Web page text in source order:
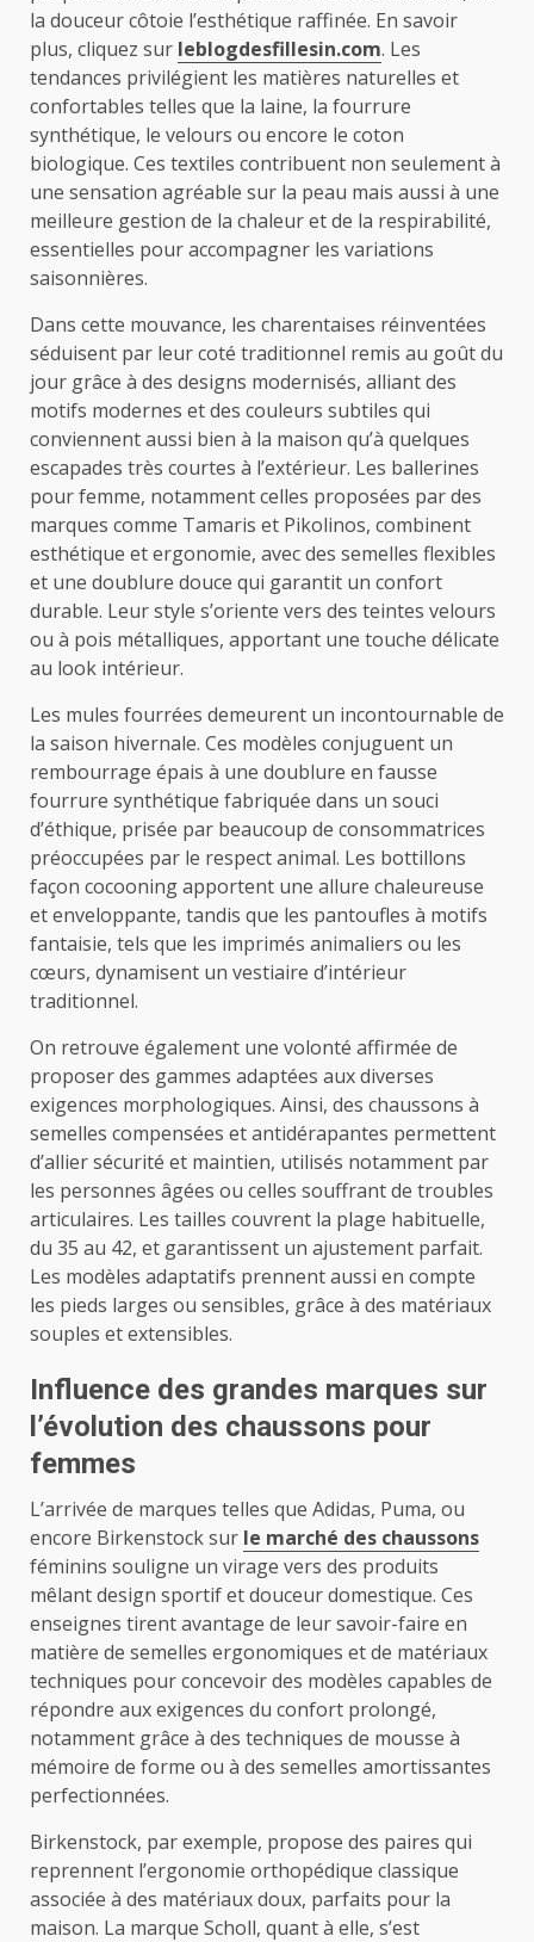
la douceur côtoie l’esthétique raffinée. En savoir
plus, cliquez sur leblogdesfillesin.com. Les
tendances privilégient les matières naturelles et
confortables telles que la laine, la fourrure
synthétique, le velours ou encore le coton
biologique. Ces textiles contribuent non seulement à
une sensation agréable sur la peau mais aussi à une
meilleure gestion de la chaleur et de la respirabilité,
essentielles pour accompagner les variations
saisonnières.
Dans cette mouvance, les charentaises réinventées
séduisent par leur coté traditionnel remis au goût du
jour grâce à des designs modernisés, alliant des
motifs modernes et des couleurs subtiles qui
conviennent aussi bien à la maison qu’à quelques
escapades très courtes à l’extérieur. Les ballerines
pour femme, notamment celles proposées par des
marques comme Tamaris et Pikolinos, combinent
esthétique et ergonomie, avec des semelles flexibles
et une doublure douce qui garantit un confort
durable. Leur style s’oriente vers des teintes velours
ou à pois métalliques, apportant une touche délicate
au look intérieur.
Les mules fourrées demeurent un incontournable de
la saison hivernale. Ces modèles conjuguent un
rembourrage épais à une doublure en fausse
fourrure synthétique fabriquée dans un souci
d’éthique, prisée par beaucoup de consommatrices
préoccupées par le respect animal. Les bottillons
façon cocooning apportent une allure chaleureuse
et enveloppante, tandis que les pantoufles à motifs
fantaisie, tels que les imprimés animaliers ou les
cœurs, dynamisent un vestiaire d’intérieur
traditionnel.
On retrouve également une volonté affirmée de
proposer des gammes adaptées aux diverses
exigences morphologiques. Ainsi, des chaussons à
semelles compensées et antidérapantes permettent
d’allier sécurité et maintien, utilisés notamment par
les personnes âgées ou celles souffrant de troubles
articulaires. Les tailles couvrent la plage habituelle,
du 35 au 42, et garantissent un ajustement parfait.
Les modèles adaptatifs prennent aussi en compte
les pieds larges ou sensibles, grâce à des matériaux
souples et extensibles.
Influence des grandes marques sur
l’évolution des chaussons pour
femmes
L’arrivée de marques telles que Adidas, Puma, ou
encore Birkenstock sur le marché des chaussons
féminins souligne un virage vers des produits
mêlant design sportif et douceur domestique. Ces
enseignes tirent avantage de leur savoir-faire en
matière de semelles ergonomiques et de matériaux
techniques pour concevoir des modèles capables de
répondre aux exigences du confort prolongé,
notamment grâce à des techniques de mousse à
mémoire de forme ou à des semelles amortissantes
perfectionnées.
Birkenstock, par exemple, propose des paires qui
reprennent l’ergonomie orthopédique classique
associée à des matériaux doux, parfaits pour la
maison. La marque Scholl, quant à elle, s’est